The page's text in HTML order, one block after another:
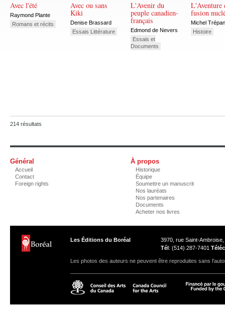
Avec l'été
Raymond Plante
Romans et récits
Avec ou sans
Kiki
Denise Brassard
Essais Littérature
L'Avenir du
peuple canadien-
français
Edmond de Nevers
Essais et
Documents
L'Aventure
fusion
Michel
Histoire
214 résultats
Général
Accueil
Contact
Foreign rights
À propos
Historique
Équipe
Soumettre un manuscrit
Nos lauréats
Nos partenaires
Documents
Acheter nos livres
Les Éditions du Boréal
3970, rue Saint-
Tél: (514) 287-7401 Téléc
Les photos des auteurs ne peuvent être reproduites sans